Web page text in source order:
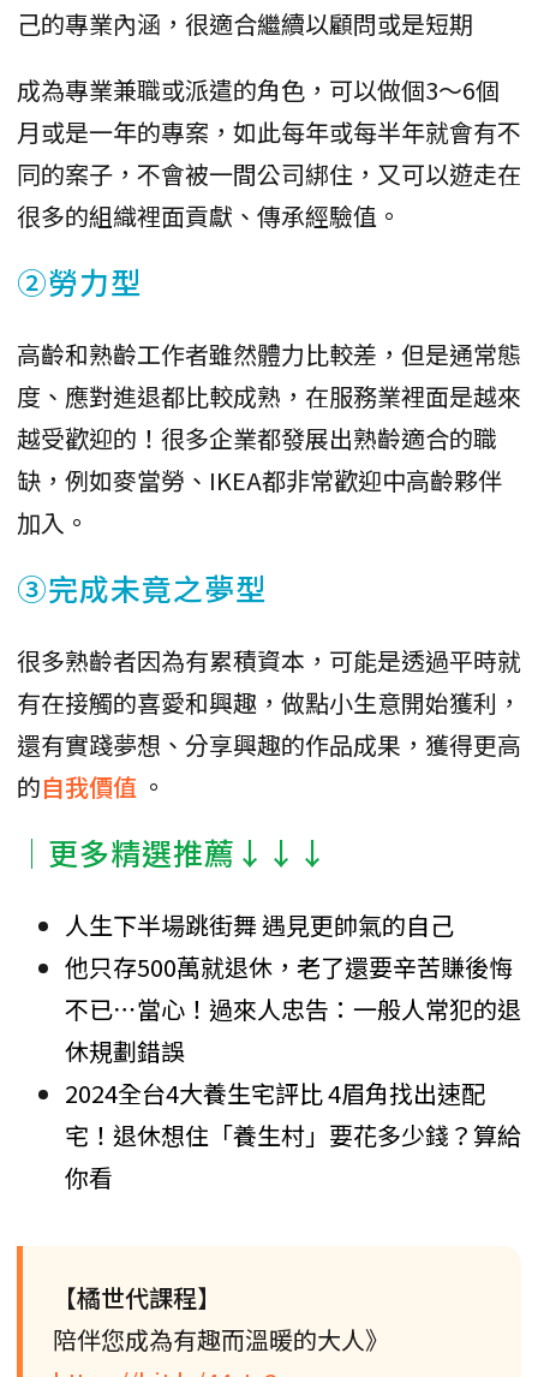
己的專業內涵，很適合繼續以顧問或是短期
成為專業兼職或派遣的角色，可以做個3～6個
月或是一年的專案，如此每年或每半年就會有不
同的案子，不會被一間公司綁住，又可以遊走在
很多的組織裡面貢獻、傳承經驗值。
②勞力型
高齡和熟齡工作者雖然體力比較差，但是通常態
度、應對進退都比較成熟，在服務業裡面是越來
越受歡迎的！很多企業都發展出熟齡適合的職
缺，例如麥當勞、IKEA都非常歡迎中高齡夥伴
加入。
③完成未竟之夢型
很多熟齡者因為有累積資本，可能是透過平時就
有在接觸的喜愛和興趣，做點小生意開始獲利，
還有實踐夢想、分享興趣的作品成果，獲得更高
的自我價值 。
│更多精選推薦↓↓↓
人生下半場跳街舞 遇見更帥氣的自己
他只存500萬就退休，老了還要辛苦賺後悔
不已⋯當心！過來人忠告：一般人常犯的退
休規劃錯誤
2024全台4大養生宅評比 4眉角找出速配
宅！退休想住「養生村」要花多少錢？算給
你看
【橘世代課程】
陪伴您成為有趣而溫暖的大人》